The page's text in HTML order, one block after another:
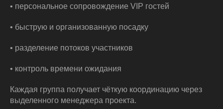
• персональное сопровождение VIP гостей
• быструю и организованную посадку
• разделение потоков участников
• контроль времени ожидания
Каждая группа получает чёткую координацию через
выделенного менеджера проекта.